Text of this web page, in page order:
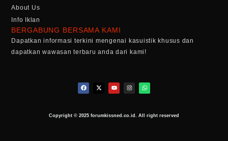
About Us
Info Iklan
BERGABUNG BERSAMA KAMI
Dapatkan informasi terkini mengenai kasuistik khusus dan
dapatkan wawasan terbaru anda dari kami!
Copyright © 2025 forumkissned.co.id. All right reserved